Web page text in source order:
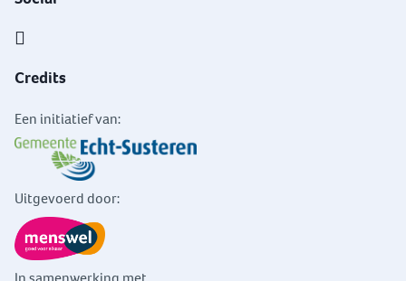
Credits
Een initiatief van:
Uitgevoerd door: